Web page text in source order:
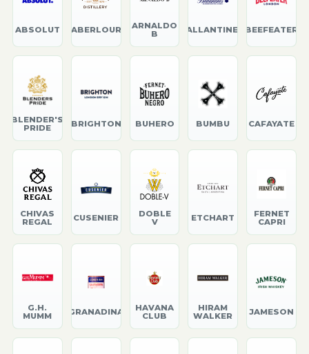
ABSOLUT ABERLOUR
ARNALDO
B
BALLANTINE'S BEEFEATER
BLENDER'S
PRIDE
BRIGHTON BUHERO BUMBU CAFAYATE
CHIVAS
REGAL
CUSENIER
DOBLE
V
ETCHART
FERNET
CAPRI
G.H.
MUMM
GRANADINA
HAVANA
CLUB
HIRAM
WALKER
JAMESON